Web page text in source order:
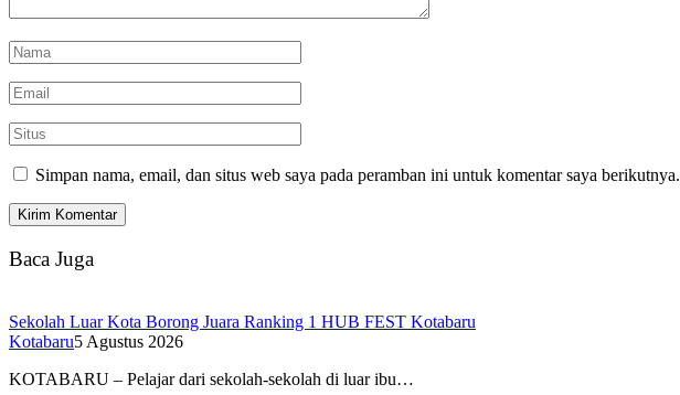
Simpan nama, email, dan situs web saya pada peramban ini untuk komentar saya berikutnya.
Baca Juga
Sekolah Luar Kota Borong Juara Ranking 1 HUB FEST Kotabaru
Kotabaru5 Agustus 2026
KOTABARU – Pelajar dari sekolah-sekolah di luar ibu…